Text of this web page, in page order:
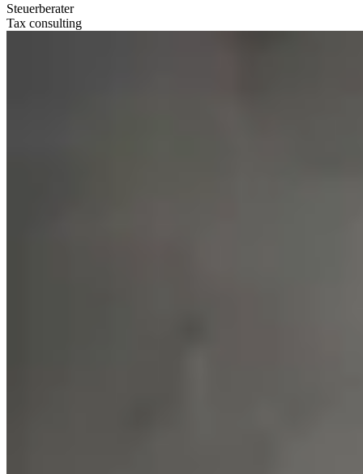
Steuerberater
Tax consulting